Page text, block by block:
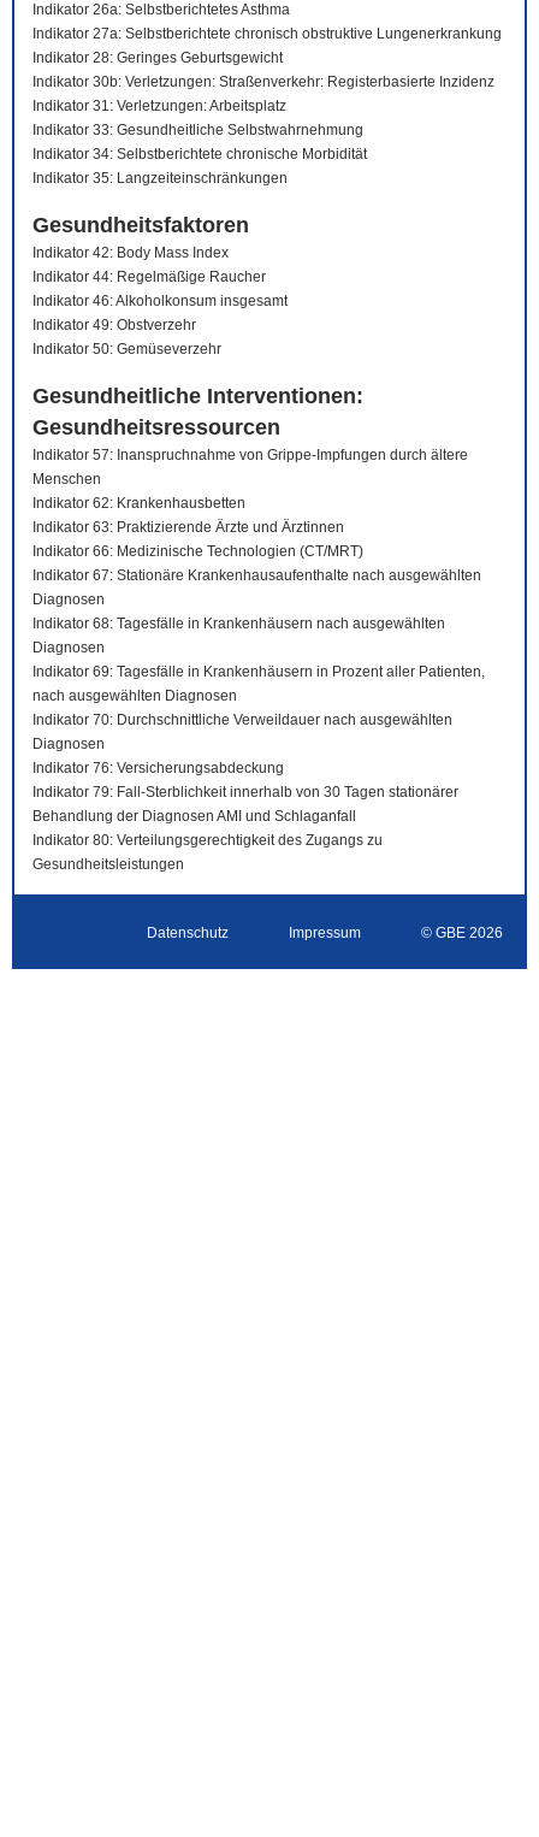
Indikator 26a: Selbstberichtetes Asthma
Indikator 27a: Selbstberichtete chronisch obstruktive Lungenerkrankung
Indikator 28: Geringes Geburtsgewicht
Indikator 30b: Verletzungen: Straßenverkehr: Registerbasierte Inzidenz
Indikator 31: Verletzungen: Arbeitsplatz
Indikator 33: Gesundheitliche Selbstwahrnehmung
Indikator 34: Selbstberichtete chronische Morbidität
Indikator 35: Langzeiteinschränkungen
Gesundheitsfaktoren
Indikator 42: Body Mass Index
Indikator 44: Regelmäßige Raucher
Indikator 46: Alkoholkonsum insgesamt
Indikator 49: Obstverzehr
Indikator 50: Gemüseverzehr
Gesundheitliche Interventionen:
Gesundheitsressourcen
Indikator 57: Inanspruchnahme von Grippe-Impfungen durch ältere
Menschen
Indikator 62: Krankenhausbetten
Indikator 63: Praktizierende Ärzte und Ärztinnen
Indikator 66: Medizinische Technologien (CT/MRT)
Indikator 67: Stationäre Krankenhausaufenthalte nach ausgewählten
Diagnosen
Indikator 68: Tagesfälle in Krankenhäusern nach ausgewählten
Diagnosen
Indikator 69: Tagesfälle in Krankenhäusern in Prozent aller Patienten,
nach ausgewählten Diagnosen
Indikator 70: Durchschnittliche Verweildauer nach ausgewählten
Diagnosen
Indikator 76: Versicherungsabdeckung
Indikator 79: Fall-Sterblichkeit innerhalb von 30 Tagen stationärer
Behandlung der Diagnosen AMI und Schlaganfall
Indikator 80: Verteilungsgerechtigkeit des Zugangs zu
Gesundheitsleistungen
Datenschutz Impressum © GBE 2026